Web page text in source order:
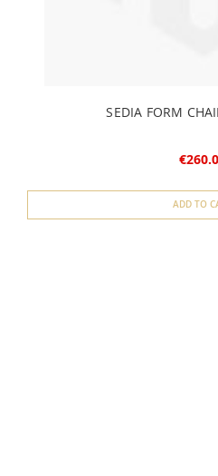
SEDIA FORM
ADD TO